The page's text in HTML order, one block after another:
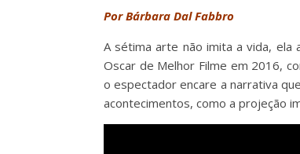
Por Bárbara Dal Fabbro
A sétima arte não imita a vida, ela
Oscar de Melhor Filme em 2016,
o espectador encare a narrativa
acontecimentos, como a projeção